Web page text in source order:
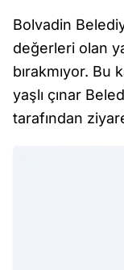
Bolvadin
değerleri olan
bırakmıyor. Bu
yaşlı çınar
tarafından